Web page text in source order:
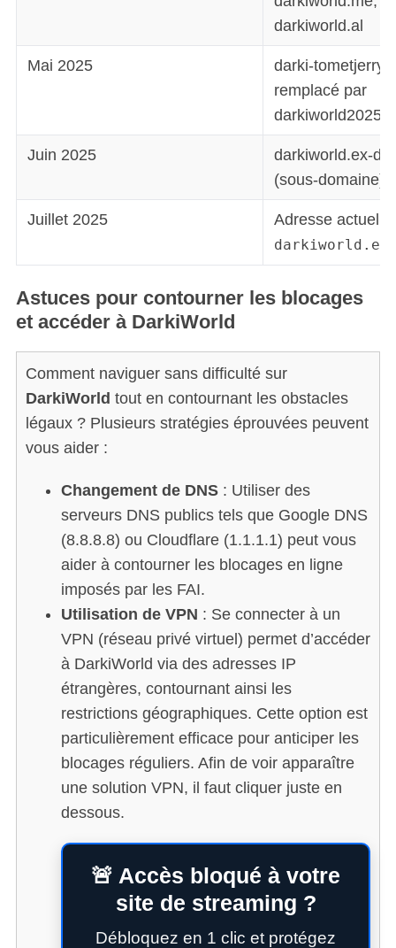
darkiworld.al
Mai 2025
darki-
remplacé par
Juin 2025
darkiworld.ex-
(sous-domaine)
Juillet 2025 Adresse
Astuces pour contourner les blocages
et accéder à DarkiWorld
Comment naviguer sans difficulté sur
DarkiWorld tout en contournant les obstacles
légaux ? Plusieurs stratégies éprouvées peuvent
vous aider :
Changement de DNS: Utiliser des
serveurs DNS publics tels que Google DNS
(8.8.8.8) ou Cloudflare (1.1.1.1) peut vous
aider à contourner les blocages en ligne
imposés par les FAI.
Utilisation de VPN : Se connecter à un
VPN (réseau privé virtuel) permet d’accéder
à DarkiWorld via des adresses IP
étrangères, contournant ainsi les
restrictions géographiques. Cette option est
particulièrement efficace pour anticiper les
blocages réguliers. Afin de voir apparaître
une solution VPN, il faut cliquer juste en
dessous.
🚨 Accès bloqué à votre
site de streaming ?
Débloquez en 1 clic et protégez